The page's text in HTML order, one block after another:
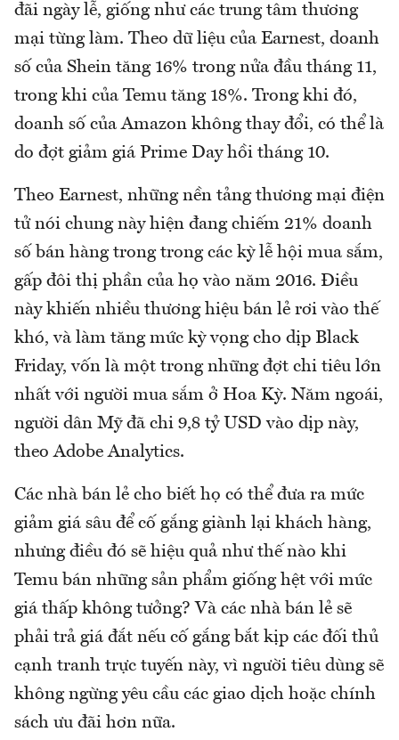
đãi ngày lễ, giống như các trung tâm thương
mại từng làm. Theo dữ liệu của Earnest, doanh
số của Shein tăng 16% trong nửa đầu tháng 11,
trong khi của Temu tăng 18%. Trong khi đó,
doanh số của Amazon không thay đổi, có thể là
do đợt giảm giá Prime Day hồi tháng 10.
Theo Earnest, những nền tảng thương mại điện
tử nói chung này hiện đang chiếm 21% doanh
số bán hàng trong trong các kỳ lễ hội mua sắm,
gấp đôi thị phần của họ vào năm 2016. Điều
này khiến nhiều thương hiệu bán lẻ rơi vào thế
khó, và làm tăng mức kỳ vọng cho dịp Black
Friday, vốn là một trong những đợt chi tiêu lớn
nhất với người mua sắm ở Hoa Kỳ. Năm ngoái,
người dân Mỹ đã chi 9,8 tỷ USD vào dịp này,
theo Adobe Analytics.
Các nhà bán lẻ cho biết họ có thể đưa ra mức
giảm giá sâu để cố gắng giành lại khách hàng,
nhưng điều đó sẽ hiệu quả như thế nào khi
Temu bán những sản phẩm giống hệt với mức
giá thấp không tưởng? Và các nhà bán lẻ sẽ
phải trả giá đắt nếu cố gắng bắt kịp các đối thủ
cạnh tranh trực tuyến này, vì người tiêu dùng sẽ
không ngừng yêu cầu các giao dịch hoặc chính
sách ưu đãi hơn nữa.